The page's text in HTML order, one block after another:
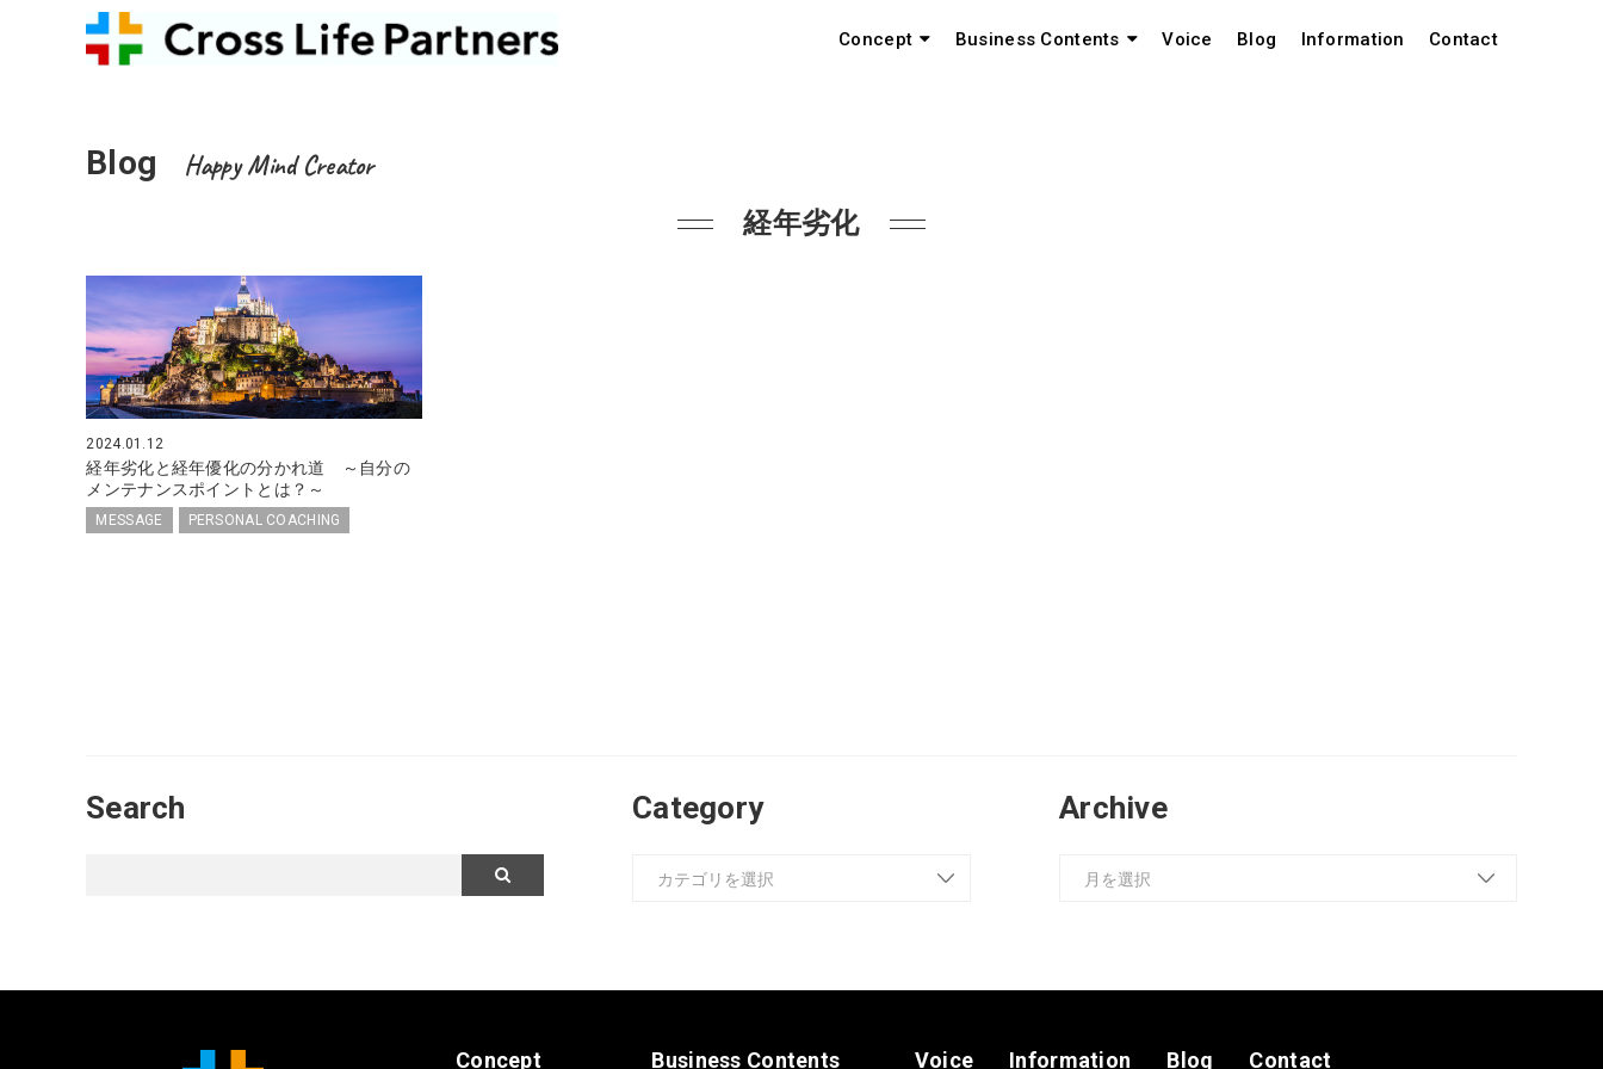
Concept Business Contents Voice Blog Information Contact
Blog Happy Mind Creator
経年劣化
2024.01.12
経年劣化と経年優化の分かれ道 ～自分の
メンテナンスポイントとは？～
MESSAGE PERSONAL COACHING
Search Category Archive
Concept Business Contents Voice Information Blog Contact